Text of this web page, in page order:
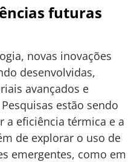
futuras
novas inovações
desenvolvidas,
avançados e
estão sendo
a eficiência térmica e a
de explorar o uso de
emergentes, como em